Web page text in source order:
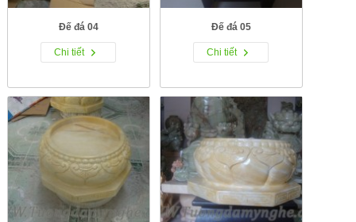
Đế đá 04
Chi tiết
Đế đá 05
Chi tiết